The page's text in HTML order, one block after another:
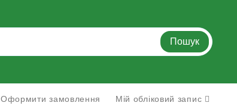
Пошук
Оформити замовлення Мій обліковий запис